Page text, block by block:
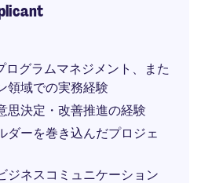
ログラムマネジメント、また
領域での実務経験
思決定・改善推進の経験
ダーを巻き込んだプロジェ
ジネスコミュニケーション